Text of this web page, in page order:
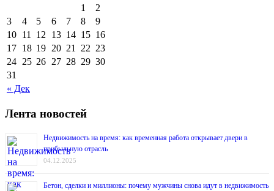
« Дек
1
2
3
4 5 6 7 8
9
10 11 12 13 14 15 16
17 18 19 20 21 22 23
24 25 26 27 28 29 30
31
Лента новостей
Недвижимость на время: как временная работа открывает двери в
прибыльную отрасль
04.12.2025
Бетон, сделки и миллионы: почему мужчины снова идут в недвижимость